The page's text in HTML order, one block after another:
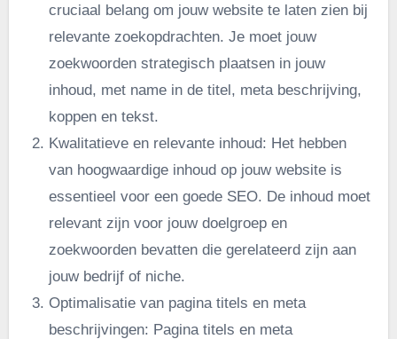
cruciaal belang om jouw website te laten zien bij
relevante zoekopdrachten. Je moet jouw
zoekwoorden strategisch plaatsen in jouw
inhoud, met name in de titel, meta beschrijving,
koppen en tekst.
Kwalitatieve en relevante inhoud: Het hebben
van hoogwaardige inhoud op jouw website is
essentieel voor een goede SEO. De inhoud moet
relevant zijn voor jouw doelgroep en
zoekwoorden bevatten die gerelateerd zijn aan
jouw bedrijf of niche.
Optimalisatie van pagina titels en meta
beschrijvingen: Pagina titels en meta